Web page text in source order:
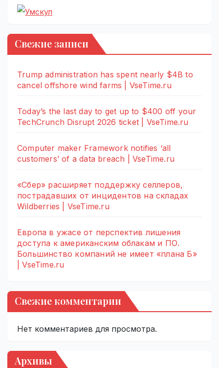
Свежие записи
Trump administration has spent nearly $4B to
cancel offshore wind farms | VseTime.ru
Today’s the last day to get up to $400 off your
TechCrunch Disrupt 2026 ticket | VseTime.ru
Computer maker Framework notifies ‘all
customers’ of a data breach | VseTime.ru
«Сбер» расширяет поддержку селлеров,
пострадавших от инцидентов на складах
Wildberries | VseTime.ru
Европа в ужасе от перспектив лишения
доступа к американским облакам и ПО.
Большинство компаний не имеет «плана Б»
| VseTime.ru
Свежие комментарии
Нет комментариев для просмотра.
Архивы